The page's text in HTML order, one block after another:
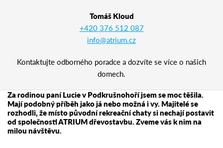
Tomáš Kloud
+420 376 512 087
info@atrium.cz
Kontaktujte odborného poradce a dozvíte se více o našich
domech.
Za rodinou paní Lucie v Podkrušnohoří jsem se moc těšila.
Mají podobný příběh jako já nebo možná i vy. Majitelé se
rozhodli, že místo původní rekreační chaty si nechají postavit
od společnosti ATRIUM dřevostavbu. Zveme vás k nim na
milou návštěvu.